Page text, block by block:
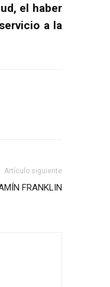
el haber
a la
Artículo siguiente
FRANKLIN